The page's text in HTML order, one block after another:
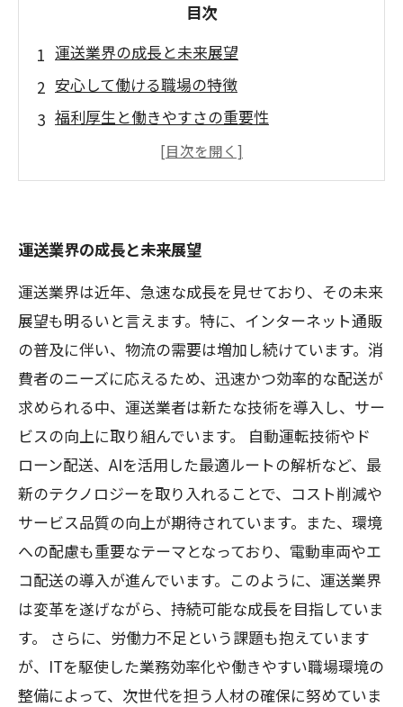
目次
運送業界の成長と未来展望
安心して働ける職場の特徴
福利厚生と働きやすさの重要性
社員の声：運送業界での実体験
運送業界でキャリアアップするためのステッ
運送業界の成長と未来展望
運送業界は近年、急速な成長を見せており、その未来
展望も明るいと言えます。特に、インターネット通販
の普及に伴い、物流の需要は増加し続けています。消
費者のニーズに応えるため、迅速かつ効率的な配送が
求められる中、運送業者は新たな技術を導入し、サー
ビスの向上に取り組んでいます。 自動運転技術やド
ローン配送、AIを活用した最適ルートの解析など、最
新のテクノロジーを取り入れることで、コスト削減や
サービス品質の向上が期待されています。また、環境
への配慮も重要なテーマとなっており、電動車両やエ
コ配送の導入が進んでいます。このように、運送業界
は変革を遂げながら、持続可能な成長を目指していま
す。 さらに、労働力不足という課題も抱えています
が、ITを駆使した業務効率化や働きやすい職場環境の
整備によって、次世代を担う人材の確保に努めていま